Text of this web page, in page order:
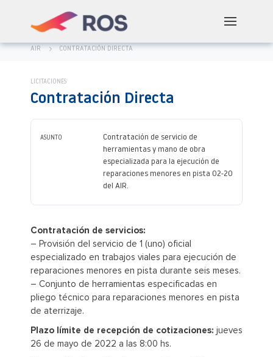
AIR CONTRATACIÓN DIRECTA
LICITACIONES
Contratación Directa
ASUNTO
Contratación de servicio de
herramientas y mano de obra
especializada para la ejecución de
reparaciones menores en pista 02-20
del AIR.
Contratación de servicios:
– Provisión del servicio de 1 (uno) oficial
especializado en trabajos viales para ejecución de
reparaciones menores en pista durante seis meses.
– Conjunto de herramientas especificadas en
pliego técnico para reparaciones menores en pista
de aterrizaje.
Plazo límite de recepción de cotizaciones: jueves
26 de mayo de 2022 a las 8:00 hs.